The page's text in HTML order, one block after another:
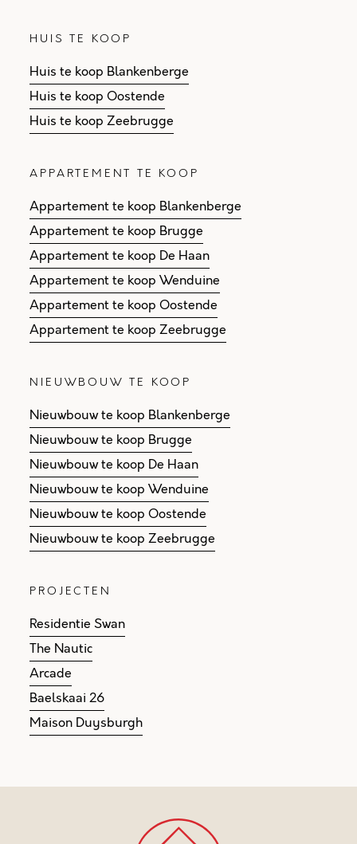
HUIS TE KOOP
Huis te koop Blankenberge
Huis te koop Oostende
Huis te koop Zeebrugge
APPARTEMENT TE KOOP
Appartement te koop Blankenberge
Appartement te koop Brugge
Appartement te koop De Haan
Appartement te koop Wenduine
Appartement te koop Oostende
Appartement te koop Zeebrugge
NIEUWBOUW TE KOOP
Nieuwbouw te koop Blankenberge
Nieuwbouw te koop Brugge
Nieuwbouw te koop De Haan
Nieuwbouw te koop Wenduine
Nieuwbouw te koop Oostende
Nieuwbouw te koop Zeebrugge
PROJECTEN
Residentie Swan
The Nautic
Arcade
Baelskaai 26
Maison Duysburgh